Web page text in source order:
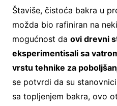
Štaviše, čistoća bakra u
možda bio rafiniran na
mogućnost da ovi drevni
eksperimentisali sa
vrstu tehnike za
se potvrdi da su
sa topljenjem bakra, ovo